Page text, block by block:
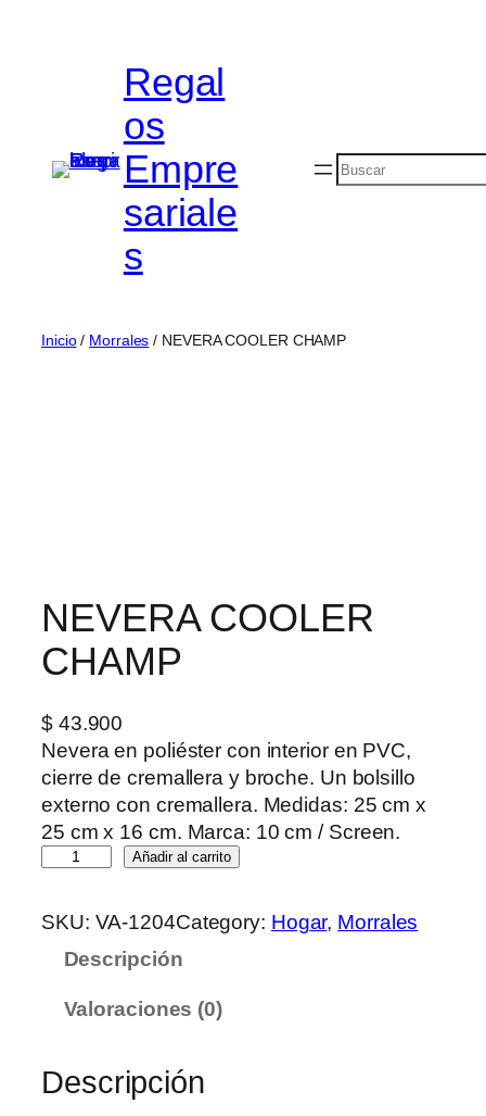
Regal
os
Empre
sariale
s
Buscar
Inicio/ Morrales / NEVERA COOLER CHAMP
NEVERA COOLER
CHAMP
$43.900
Nevera en poliéster con interior en PVC,
cierre de cremallera y broche. Un bolsillo
externo con cremallera. Medidas: 25 cm x
25 cm x 16 cm. Marca: 10 cm / Screen.
V
O
Añadir al carrito
SKU: VA-1204Category: Hogar, Morrales
Descripción
Valoraciones (0)
Descripción